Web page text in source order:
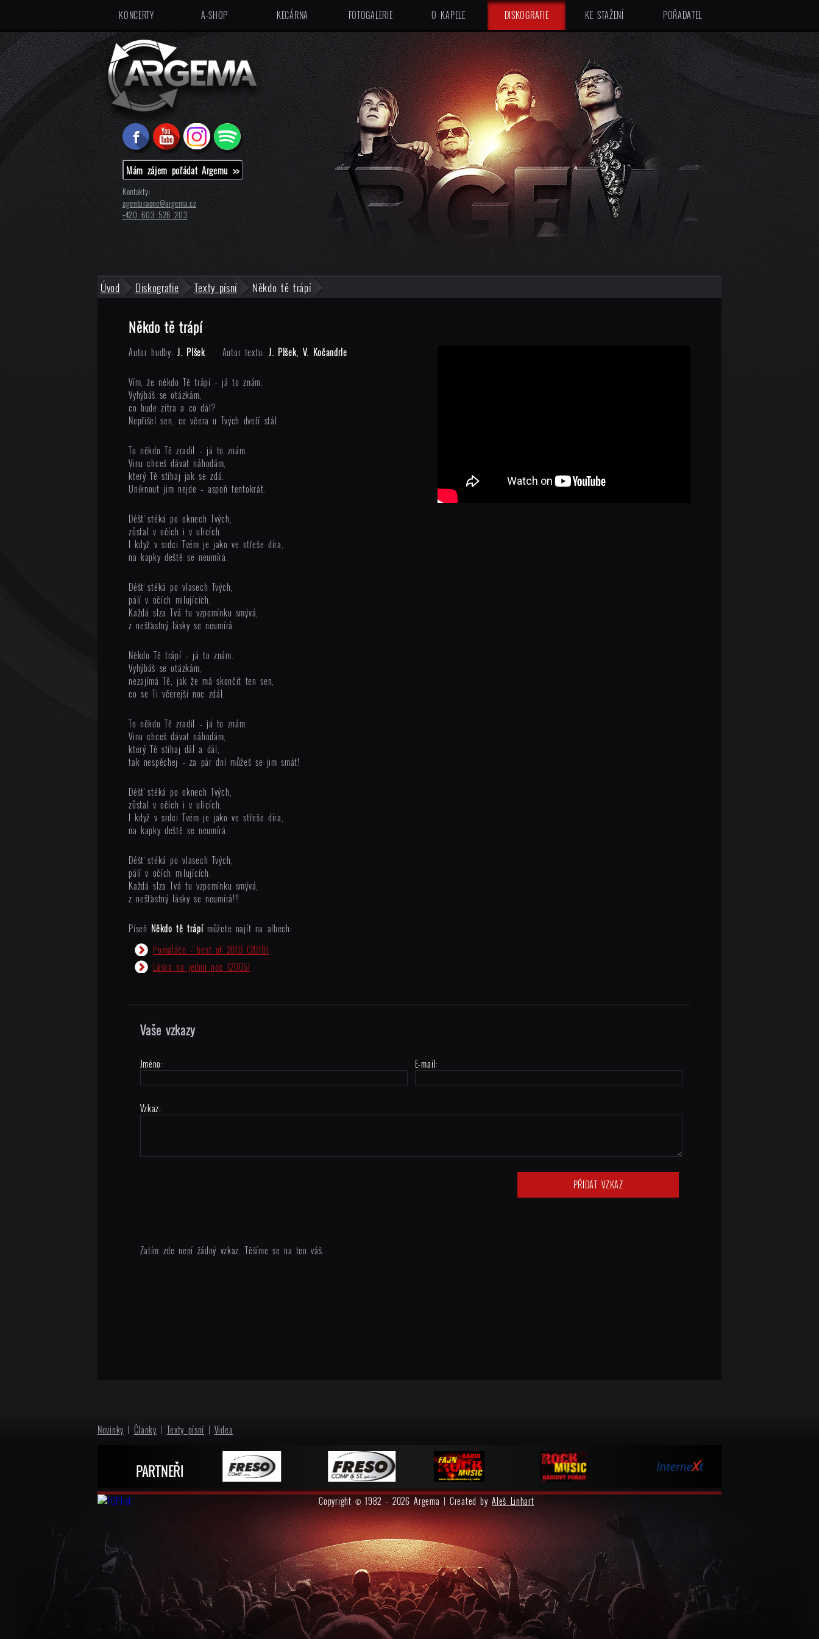
KONCERTY A-SHOP KECÁRNA FOTOGALERIE O KAPELE DISKOGRAFIE KE STAŽENÍ POŘADATEL
Mám zájem pořádat Argemu >>
Kontakty:
agenturaone@argema.cz
+420 603 526 203
Úvod Diskografie Texty písní Někdo tě trápí
Někdo tě trápí
Autor hudby: J. Plšek Autor textu: J. Plšek, V. Kočandrle
Vím, že někdo Tě trápí – já to znám.
Vyhýbáš se otázkám,
co bude zítra a co dál?
Nepřišel sen, co včera u Tvých dveří stál.
To někdo Tě zradil – já to znám.
Vinu chceš dávat náhodám,
který Tě stíhaj jak se zdá.
Uniknout jim nejde – aspoň tentokrát.
Déšť stéká po oknech Tvých,
zůstal v očích i v ulicích.
I když v srdci Tvém je jako ve střeše díra,
na kapky deště se neumírá.
Déšť stéká po vlasech Tvých,
pálí v očích milujících.
Každá slza Tvá tu vzpomínku smývá,
z nešťastný lásky se neumírá.
Někdo Tě trápí – já to znám.
Vyhýbáš se otázkám,
nezajímá Tě, jak že má skončit ten sen,
co se Ti včerejší noc zdál.
To někdo Tě zradil – já to znám.
Vinu chceš dávat náhodám,
který Tě stíhaj dál a dál,
tak nespěchej – za pár dní můžeš se jim smát!
Déšť stéká po oknech Tvých,
zůstal v očích i v ulicích.
I když v srdci Tvém je jako ve střeše díra,
na kapky deště se neumírá.
Déšť stéká po vlasech Tvých,
pálí v očích milujících.
Každá slza Tvá tu vzpomínku smývá,
z nešťastný lásky se neumírá!!!
Píseň Někdo tě trápímůžete najít na albech:
Pomaláče - best of 2010 (2010)
Láska na jednu noc (2005)
Vaše vzkazy
Jméno: E-mail:
Vzkaz:
Zatím zde není žádný vzkaz. Těšíme se na ten váš.
Novinky | Články |Texty písní | Videa
PARTNEŘI
Copyright © 1982 - 2026 Argema | Created byAleš Linhart